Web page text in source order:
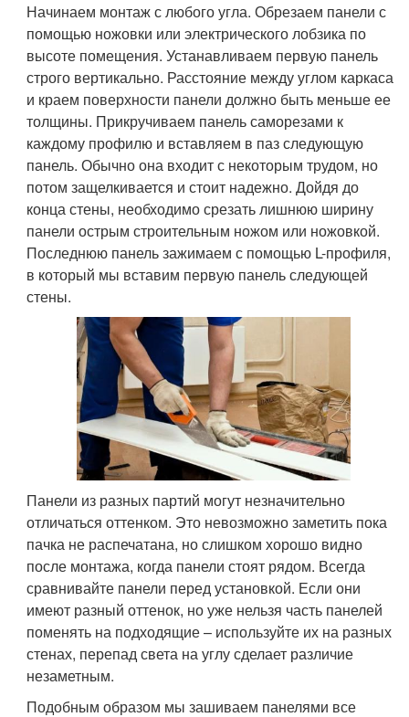
Начинаем монтаж с любого угла. Обрезаем панели с
помощью ножовки или электрического лобзика по
высоте помещения. Устанавливаем первую панель
строго вертикально. Расстояние между углом каркаса
и краем поверхности панели должно быть меньше ее
толщины. Прикручиваем панель саморезами к
каждому профилю и вставляем в паз следующую
панель. Обычно она входит с некоторым трудом, но
потом защелкивается и стоит надежно. Дойдя до
конца стены, необходимо срезать лишнюю ширину
панели острым строительным ножом или ножовкой.
Последнюю панель зажимаем с помощью L-профиля,
в который мы вставим первую панель следующей
стены.
Панели из разных партий могут незначительно
отличаться оттенком. Это невозможно заметить пока
пачка не распечатана, но слишком хорошо видно
после монтажа, когда панели стоят рядом. Всегда
сравнивайте панели перед установкой. Если они
имеют разный оттенок, но уже нельзя часть панелей
поменять на подходящие – используйте их на разных
стенах, перепад света на углу сделает различие
незаметным.
Подобным образом мы зашиваем панелями все